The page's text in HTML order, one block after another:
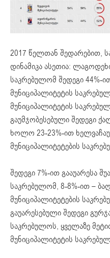
2017 წელთან შედარებით,
დინამიკა ასეთია:
საკრებულომ შედეგი 44%-
მუნიციპალიტეტის
მუნიციპალიტეტის
გაუმჯობესებული შედეგი
ხოლო 23-23%-ით
მუნიციპალიტეტების
შედეგი 7%-ით გააუარესა
საკრებულომ, 8-8%-ით –
მუნიციპალიტეტების
გაუარესებული შედეგი
საკრებულოს, ყველაზე
მუნიციპალიტეტის